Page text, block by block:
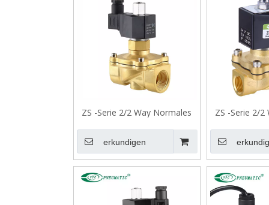
ZS -Serie 2/2 Way Normales
erkundigen
ZS -Serie 2/2